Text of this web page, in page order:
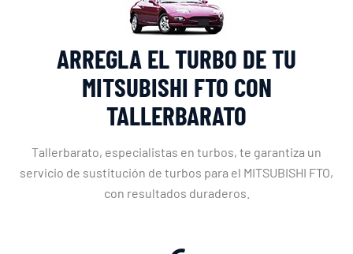
ARREGLA EL TURBO DE TU
MITSUBISHI FTO CON
TALLERBARATO
Tallerbarato, especialistas en turbos, te garantiza un
servicio de sustitución de turbos para el MITSUBISHI FTO,
con resultados duraderos.